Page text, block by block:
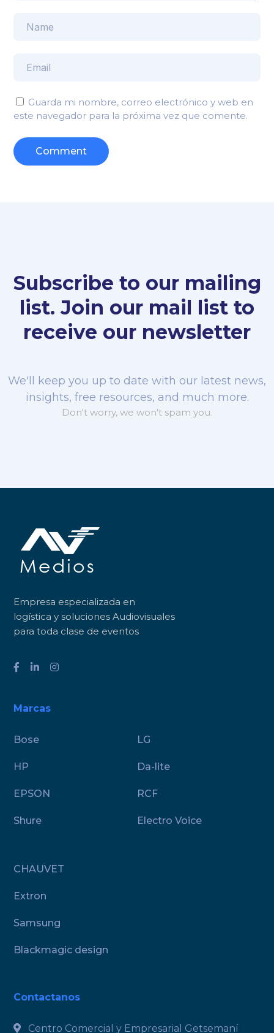
Guarda mi nombre, correo electrónico y web en
este navegador para la próxima vez que comente.
Subscribe to our mailing
list. Join our mail list to
receive our newsletter
We'll keep you up to date with our latest news,
insights, free resources, and much more.
Don't worry, we won't spam you.
Empresa especializada en
logística y soluciones Audiovisuales
para toda clase de eventos
Marcas
Bose LG
HP Da-lite
EPSON RCF
Shure Electro Voice
CHAUVET
Extron
Samsung
Blackmagic design
Contactanos
Centro Comercial y Empresarial Getsemaní